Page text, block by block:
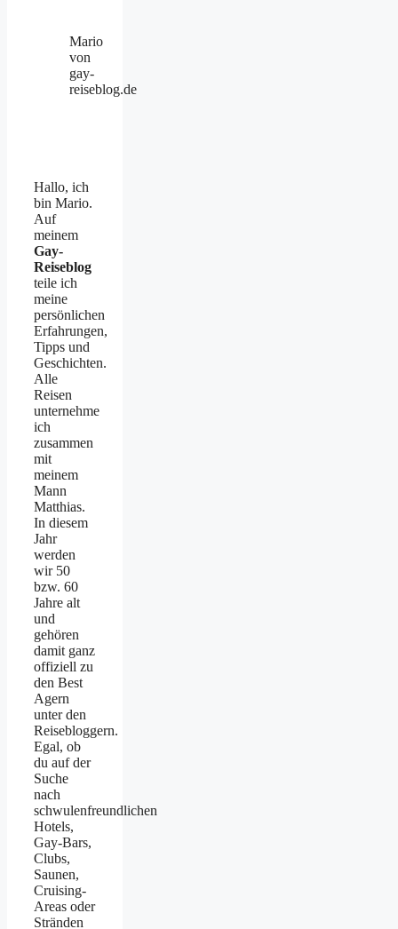
Mario
von
gay-
reiseblog.de
Hallo, ich
bin Mario.
Auf
meinem
Gay-
Reiseblog
teile ich
meine
persönlichen
Erfahrungen,
Tipps und
Geschichten.
Alle
Reisen
unternehme
ich
zusammen
mit
meinem
Mann
Matthias.
In diesem
Jahr
werden
wir 50
bzw. 60
Jahre alt
und
gehören
damit ganz
offiziell zu
den Best
Agern
unter den
Reisebloggern.
Egal, ob
du auf der
Suche
nach
schwulenfreundlichen
Hotels,
Gay-Bars,
Clubs,
Saunen,
Cruising-
Areas oder
Stränden